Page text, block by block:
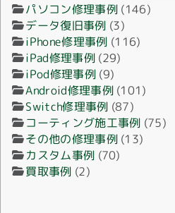
パソコン修理事例(146)
データ復旧事例 (3)
iPhone修理事例 (116)
iPad修理事例(29)
iPod修理事例(9)
Android修理事例(101)
Switch修理事例 (87)
コーティング施工事例 (75)
その他の修理事例(13)
カスタム事例 (70)
買取事例 (2)